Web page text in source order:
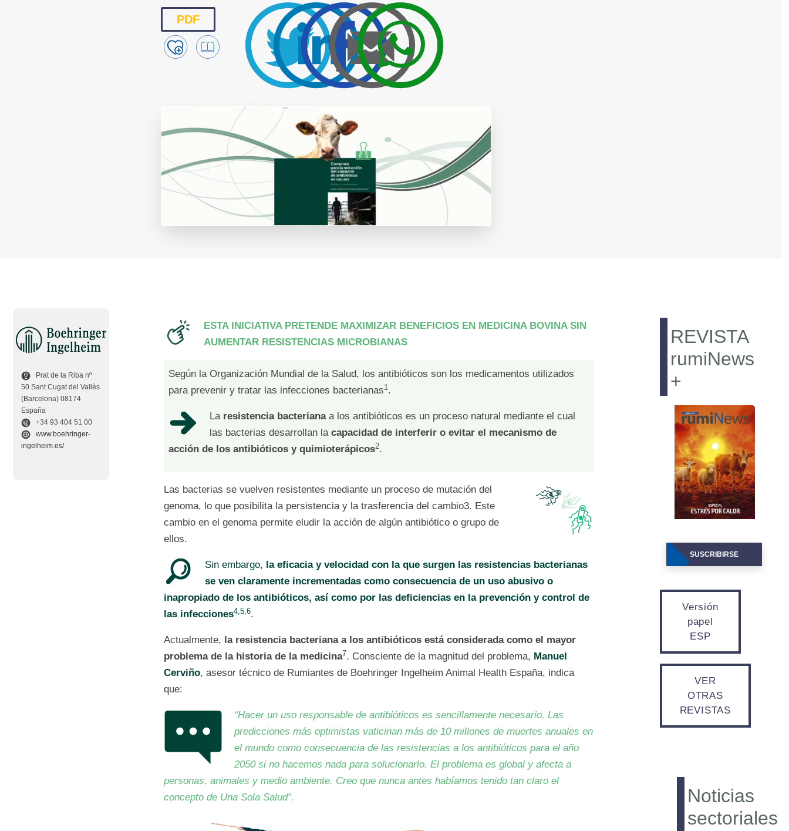
Instalaciones
Manejo y Bienestar
Patología
Publicidad y
colaboraciones
Contactar
rumiNews
PDF
Prat de la Riba nº
50 Sant Cugat del Vallès
(Barcelona) 08174
España
+34 93 404 51 00
www.boehringer-
ingelheim.es/
ESTA INICIATIVA PRETENDE MAXIMIZAR BENEFICIOS EN MEDICINA BOVINA SIN
AUMENTAR RESISTENCIAS MICROBIANAS
Según la Organización Mundial de la Salud, los antibióticos son los medicamentos utilizados
para prevenir y tratar las infecciones bacterianas1 .
La resistencia bacterianaa los antibióticos es un proceso natural mediante el cual
las bacterias desarrollan lacapacidad de interferir o evitar el mecanismo de
acción de los antibióticos y quimioterápicos2.
Las bacterias se vuelven resistentes mediante un proceso de mutación del
genoma, lo que posibilita la persistencia y la trasferencia del cambio3. Este
cambio en el genoma permite eludir la acción de algún antibiótico o grupo de
ellos.
Sin embargo, la eficacia y velocidad con la que surgen las resistencias bacterianas
se ven claramente incrementadas como consecuencia de un uso abusivo o
inapropiado de los antibióticos, así como por las deficiencias en la prevención y control de
las infecciones4,5,6.
Actualmente, la resistencia bacteriana a los antibióticos está considerada como el mayor
problema de la historia de la medicina7. Consciente de la magnitud del problema, Manuel
Cerviño, asesor técnico de Rumiantes de Boehringer Ingelheim Animal Health España, indica
que:
“Hacer un uso responsable de antibióticos es sencillamente necesario. Las
predicciones más optimistas vaticinan más de 10 millones de muertes anuales en
el mundo como consecuencia de las resistencias a los antibióticos para el año
2050 si no hacemos nada para solucionarlo. El problema es global y afecta a
personas, animales y medio ambiente. Creo que nunca antes habíamos tenido tan claro el
concepto de Una Sola Salud”.
REVISTA
rumiNews
+
SUSCRIBIRSE
Versión
papel
ESP
VER
OTRAS
REVISTAS
Noticias
sectoriales